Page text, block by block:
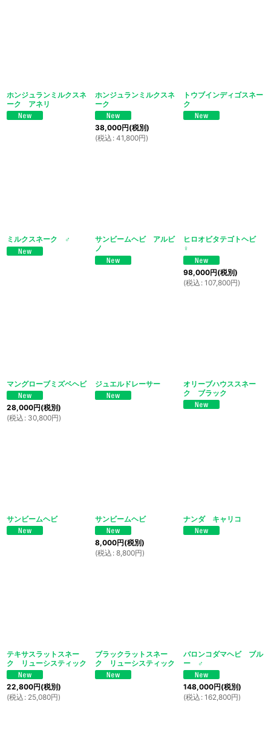
ホンジュランミルクスネ
ーク アネリ
ホンジュランミルクスネ
ーク
38,000円(税別)
(税込 : 41,800円)
トウブインディゴスネー
ク
ミルクスネーク ♂
サンビームヘビ アルビ
ノ
ヒロオビタテゴトヘビ
♀
98,000円(税別)
(税込 : 107,800円)
マングローブミズベヘビ
28,000円(税別)
(税込 : 30,800円)
ジュエルドレーサー
オリーブハウススネー
ク ブラック
サンビームヘビ サンビームヘビ
8,000円(税別)
(税込 : 8,800円)
ナンダ キャリコ
テキサスラットスネー
ク リューシスティック
22,800円(税別)
(税込 : 25,080円)
ブラックラットスネー
ク リューシスティック
バロンコダマヘビ ブル
ー ♂
148,000円(税別)
(税込 : 162,800円)